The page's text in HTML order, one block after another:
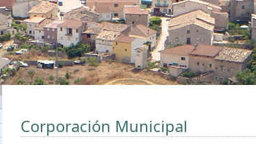
Corporación Municipal